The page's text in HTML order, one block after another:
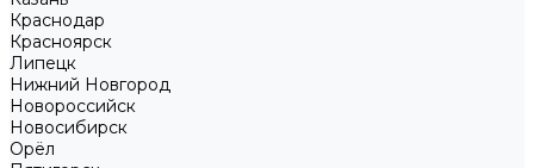
Краснодар
Красноярск
Липецк
Нижний Новгород
Новороссийск
Новосибирск
Орёл